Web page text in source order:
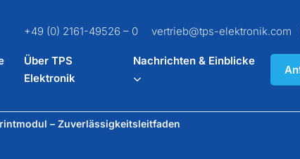
+49 (0) 2161-49526 – 0 vertrieb@tps-elektronik.com
Über TPS
Elektronik
Nachrichten & Einblicke
– Zuverlässigkeitsleitfaden